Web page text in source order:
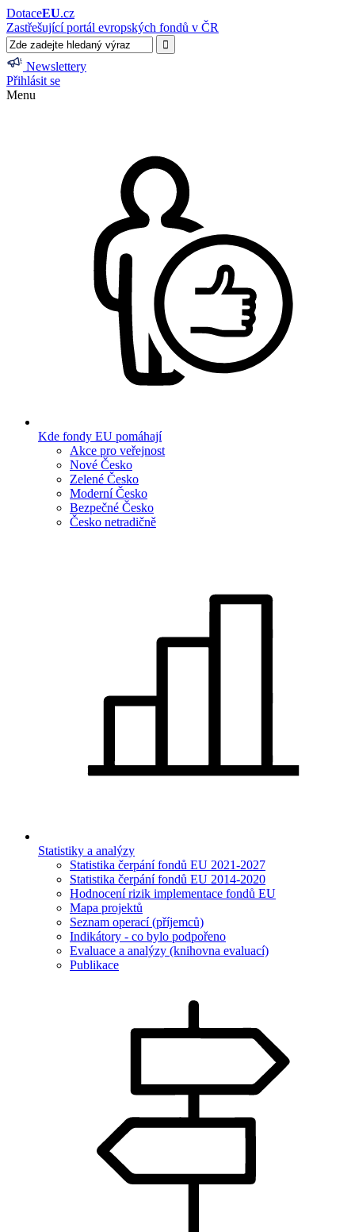
DotaceEU.cz
Zastřešující portál evropských fondů v ČR
Newslettery
Přihlásit se
Menu
Kde fondy EU pomáhají
Akce pro veřejnost
Nové Česko
Zelené Česko
Moderní Česko
Bezpečné Česko
Česko netradičně
Statistiky a analýzy
Statistika čerpání fondů EU 2021-2027
Statistika čerpání fondů EU 2014-2020
Hodnocení rizik implementace fondů EU
Mapa projektů
Seznam operací (příjemců)
Indikátory - co bylo podpořeno
Evaluace a analýzy (knihovna evaluací)
Publikace